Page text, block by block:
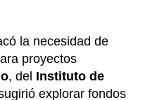
la necesidad de
proyectos
, del Instituto de
explorar fondos